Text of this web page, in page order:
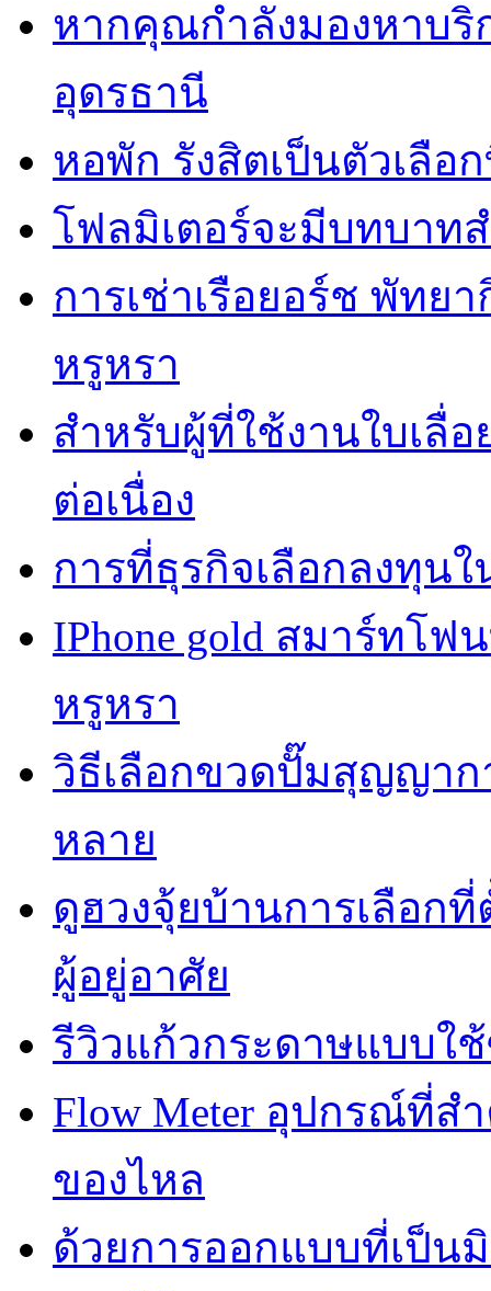
หากคุณกำลังมองหาบริ
อุดรธานี
หอพัก รังสิตเป็นตัวเลือ
โฟลมิเตอร์จะมีบทบา
การเช่าเรือยอร์ช พัทย
หรูหรา
สำหรับผู้ที่ใช้งานใบเลื่
ต่อเนื่อง
การที่ธุรกิจเลือกลงทุน
IPhone gold สมาร์ทโ
หรูหรา
วิธีเลือกขวดปั๊มสุญญาก
หลาย
ดูฮวงจุ้ยบ้านการเลือก
ผู้อยู่อาศัย
รีวิวแก้วกระดาษแบบใ
Flow Meter อุปกรณ์ที่ส
ของไหล
ด้วยการออกแบบที่เป็นมิ